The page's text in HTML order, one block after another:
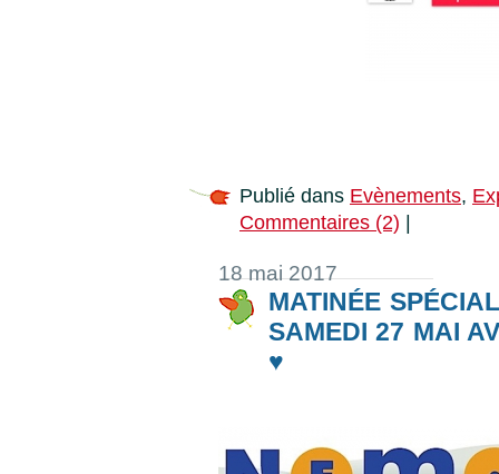
Publié dans Evènements,
Commentaires (2) |
18 mai 2017
MATINÉE
SAMEDI 27 MAI
♥